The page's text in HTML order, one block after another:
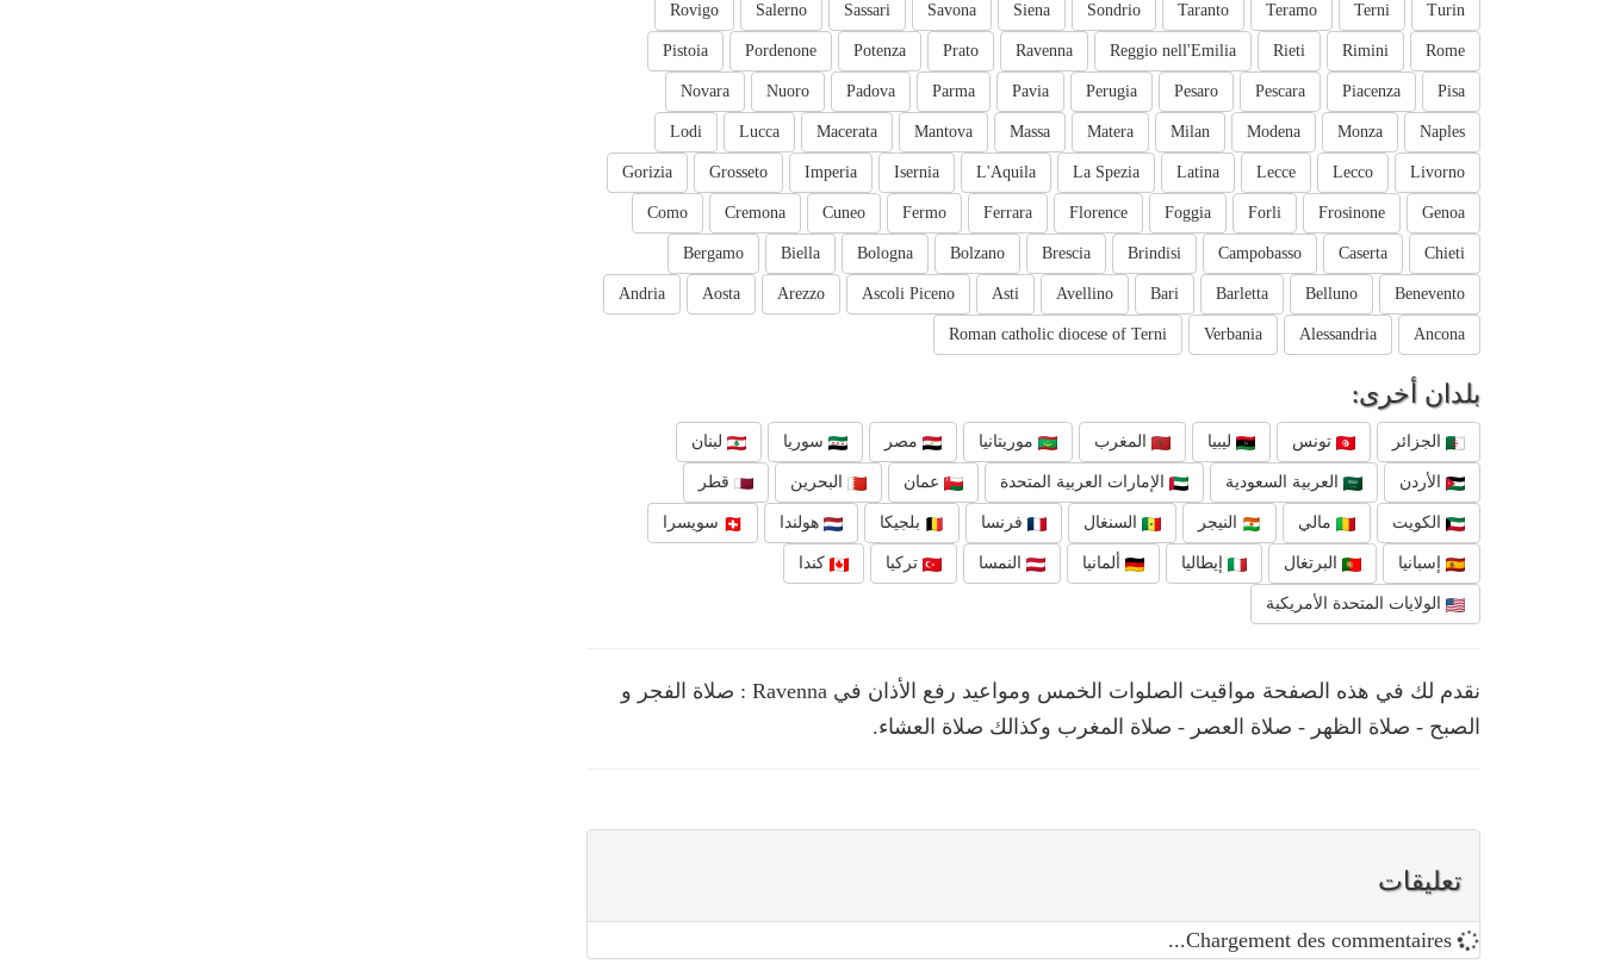
Turin
Terni
Teramo
Taranto
Sondrio
Siena
Savona
Sassari
Salerno
Rovigo
Rome
Rimini
Rieti
Reggio nell'Emilia
Ravenna
Prato
Potenza
Pordenone
Pistoia
Pisa
Piacenza
Pescara
Pesaro
Perugia
Pavia
Parma
Padova
Nuoro
Novara
Naples
Monza
Modena
Milan
Matera
Massa
Mantova
Macerata
Lucca
Lodi
Livorno
Lecco
Lecce
Latina
La Spezia
L'Aquila
Isernia
Imperia
Grosseto
Gorizia
Genoa
Frosinone
Forli
Foggia
Florence
Ferrara
Fermo
Cuneo
Cremona
Como
Chieti
Caserta
Campobasso
Brindisi
Brescia
Bolzano
Bologna
Biella
Bergamo
Benevento
Belluno
Barletta
Bari
Avellino
Asti
Ascoli Piceno
Arezzo
Aosta
Andria
Ancona
Alessandria
Verbania
Roman catholic diocese of Terni
بلدان أخرى:
الجزائر تونس ليبيا المغرب موريتانيا مصر سوريا لبنان
الأردن العربية السعودية الإمارات العربية المتحدة عمان البحرين قطر
الكويت مالي النيجر السنغال فرنسا بلجيكا هولندا سويسرا
إسبانيا البرتغال إيطاليا ألمانيا النمسا تركيا كندا
الولايات المتحدة الأمريكية
نقدم لك في هذه الصفحة مواقيت الصلوات الخمس ومواعيد رفع الأذان في Ravenna : صلاة الفجر و
الصبح - صلاة الظهر - صلاة العصر - صلاة المغرب وكذالك صلاة العشاء.
تعليقات
Chargement des commentaires...